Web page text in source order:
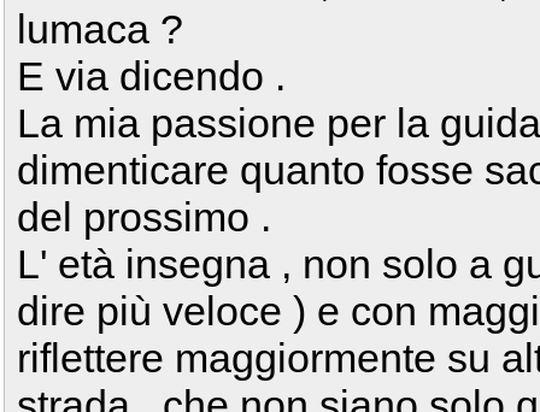
lumaca ?
E via dicendo .
La mia passione per la
dimenticare quanto fosse
del prossimo .
L' età insegna , non solo a
dire più veloce ) e con
riflettere maggiormente su